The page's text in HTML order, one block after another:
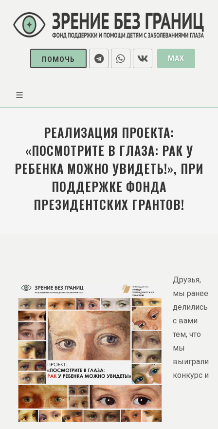
ПОМОЧЬ MAX
РЕАЛИЗАЦИЯ ПРОЕКТА:
«ПОСМОТРИТЕ В ГЛАЗА: РАК У
РЕБЕНКА МОЖНО УВИДЕТЬ!», ПРИ
ПОДДЕРЖКЕ ФОНДА
ПРЕЗИДЕНТСКИХ ГРАНТОВ!
Друзья,
мы ранее
делились
с вами
тем, что
мы
выиграли
конкурс и